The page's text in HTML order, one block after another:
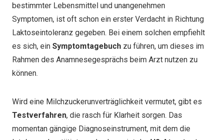
bestimmter Lebensmittel und unangenehmen
Symptomen, ist oft schon ein erster Verdacht in Richtung
Laktoseintoleranz gegeben. Bei einem solchen empfiehlt
es sich, ein Symptomtagebuch zu führen, um dieses im
Rahmen des Anamnesegesprächs beim Arzt nutzen zu
können.
Wird eine Milchzuckerunverträglichkeit vermutet, gibt es
Testverfahren, die rasch für Klarheit sorgen. Das
momentan gängige Diagnoseinstrument, mit dem die